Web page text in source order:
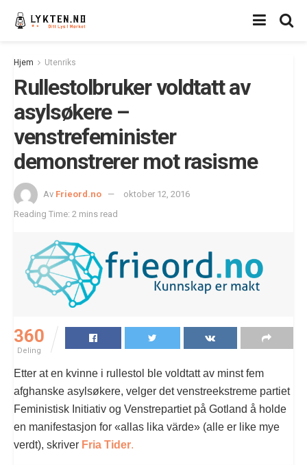
Hjem Utenriks
Rullestolbruker voldtatt av
asylsøkere –
venstrefeminister
demonstrerer mot rasisme
Av Frieord.no
oktober 12, 2016
Reading Time: 2 mins read
360
Deling
Etter at en kvinne i rullestol ble voldtatt av minst fem
afghanske asylsøkere, velger det venstreekstreme partiet
Feministisk Initiativ og Venstrepartiet på Gotland å holde
en manifestasjon for «allas lika värde» (alle er like mye
verdt), skriver Fria Tider.